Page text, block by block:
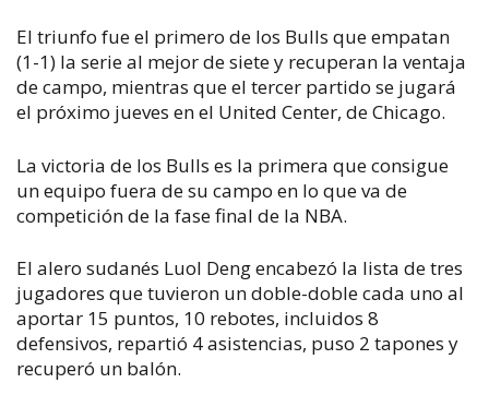
El triunfo fue el primero de los Bulls que empatan
(1-1) la serie al mejor de siete y recuperan la ventaja
de campo, mientras que el tercer partido se jugará
el próximo jueves en el United Center, de Chicago.
La victoria de los Bulls es la primera que consigue
un equipo fuera de su campo en lo que va de
competición de la fase final de la NBA.
El alero sudanés Luol Deng encabezó la lista de tres
jugadores que tuvieron un doble-doble cada uno al
aportar 15 puntos, 10 rebotes, incluidos 8
defensivos, repartió 4 asistencias, puso 2 tapones y
recuperó un balón.